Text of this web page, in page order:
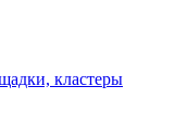
кластеры